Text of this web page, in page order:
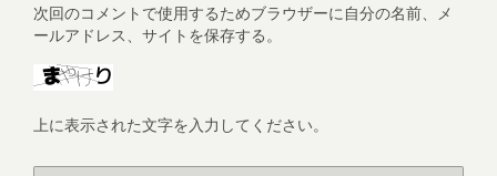
次回のコメントで使用するためブラウザーに自分の名前、メ
ールアドレス、サイトを保存する。
上に表示された文字を入力してください。